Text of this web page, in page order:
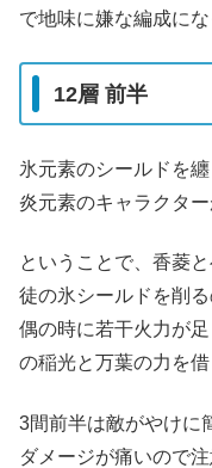
で地味に嫌な編成にな
12層 前半
氷元素のシールドを
炎元素のキャラクター
ということで、香菱
徒の氷シールドを削
偶の時に若干火力が
の稲光と万葉の力を借
3間前半は敵がやけに
ダメージが痛いので注